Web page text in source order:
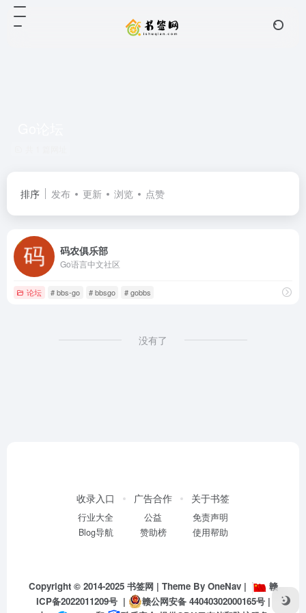
排序 发布 更新 浏览 点赞
码农俱乐部
Go语言中文社区
论坛 # bbs-go # bbsgo # gobbs
没有了
收录入口
行业大全
Blog导航
广告合作
公益
赞助榜
关于书签
免责声明
使用帮助
Copyright © 2014-2025 书签网 | Theme By OneNav|
赣
ICP备2022011209号| 赣公网安备 44040302000165号|